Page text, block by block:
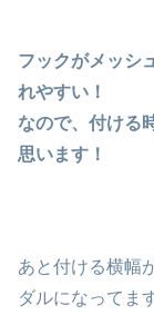
フックがメッシ
れやすい！
なので、付ける
思います！
あと付ける横幅
ダルになってま